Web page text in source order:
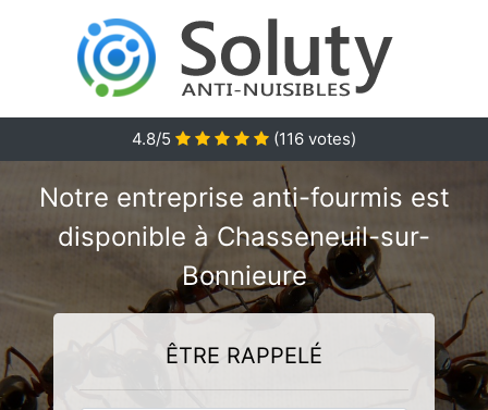
4.8/5 (116 votes)
Notre entreprise anti-fourmis est
disponible à Chasseneuil-sur-
Bonnieure
ÊTRE RAPPELÉ